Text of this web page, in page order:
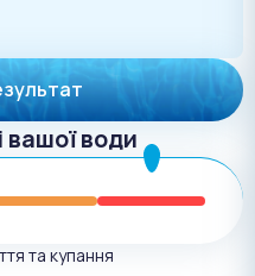
вашої води
та купання